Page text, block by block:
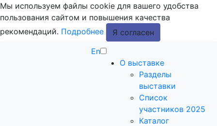
Мы используем файлы cookie для вашего удобства
пользования сайтом и повышения качества
рекомендаций. Подробнее
Я согласен
En
О выставке
Разделы
выставки
Список
участников 2025
Каталог